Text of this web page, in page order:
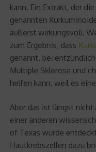
kann. Ein Extrakt, der
genannten
äußerst wirkungsvoll.
zum Ergebnis, dass
genannt, bei
Multiple Sklerose und
helfen kann, weil es
Aber das ist längst nicht
einer anderen
of Texas wurde
Hautkrebszellen dazu